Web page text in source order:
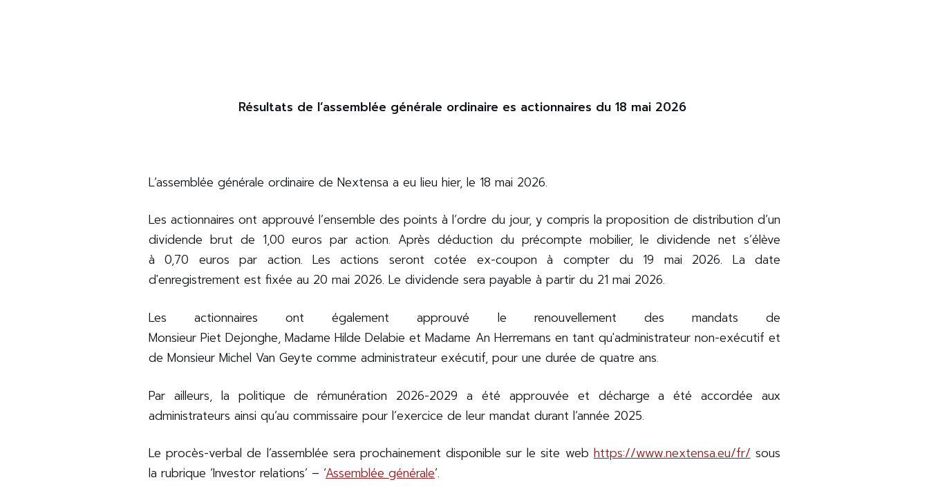
Résultats de l’assemblée générale ordinaire es actionnaires du 18 mai 2026
L’assemblée générale ordinaire de Nextensa a eu lieu hier, le 18 mai 2026.
Les actionnaires ont approuvé l’ensemble des points à l’ordre du jour, y compris la proposition de distribution d’un
dividende brut de 1,00 euros par action. Après déduction du précompte mobilier, le dividende net s’élève
à 0,70 euros par action. Les actions seront cotée ex-coupon à compter du 19 mai 2026. La date
d'enregistrement est fixée au 20 mai 2026. Le dividende sera payable à partir du 21 mai 2026.
Les actionnaires ont également approuvé le renouvellement des mandats de
Monsieur Piet Dejonghe, Madame Hilde Delabie et Madame An Herremans en tant qu'administrateur non-exécutif et
de Monsieur Michel Van Geyte comme administrateur exécutif, pour une durée de quatre ans.
Par ailleurs, la politique de rémunération 2026-2029 a été approuvée et décharge a été accordée aux
administrateurs ainsi qu’au commissaire pour l’exercice de leur mandat durant l’année 2025.
Le procès-verbal de l’assemblée sera prochainement disponible sur le site webhttps://www.nextensa.eu/fr/sous
la rubrique ‘Investor relations’ – ‘Assemblée générale’.
À propos de nextensa
All places you prefer
Places for rent & sale
Investisseurs